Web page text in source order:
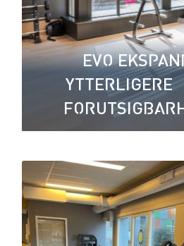
EVO
YTTERLIGERE